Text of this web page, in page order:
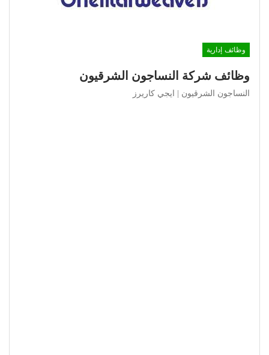
وظائف إدارية
وظائف شركة النساجون الشرقيون
النساجون الشرقيون | ايجي كاريرز